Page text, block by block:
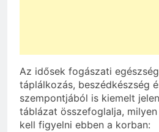
Az idősek fogászati
táplálkozás, beszédkészség
szempontjából is kiemelt
táblázat összefoglalja,
kell figyelni ebben a korban: